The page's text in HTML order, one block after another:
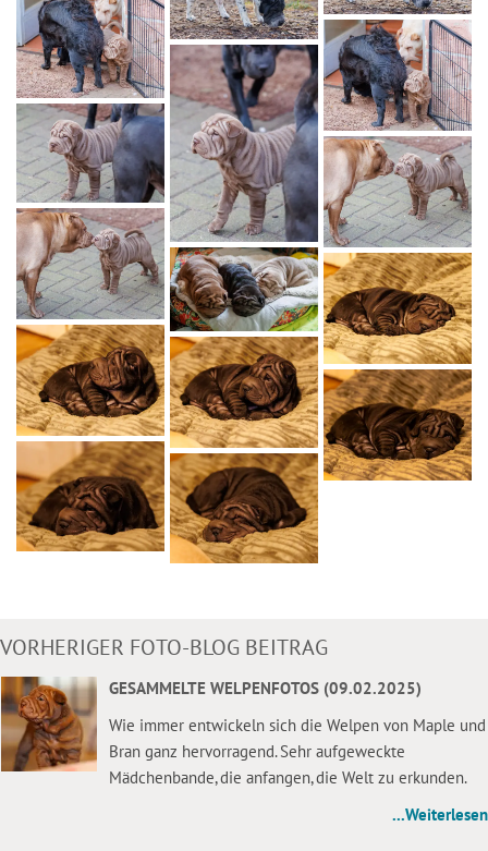
VORHERIGER FOTO-BLOG BEITRAG
GESAMMELTE WELPENFOTOS (09.02.2025)
Wie immer entwickeln sich die Welpen von Maple und
Bran ganz hervorragend. Sehr aufgeweckte
Mädchenbande, die anfangen, die Welt zu erkunden.
...Weiterlesen